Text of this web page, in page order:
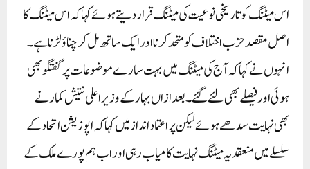
اس میٹنگ کو تاریخی نوعیت کی میٹنگ قرار دیتے ہوئے کہا کہ اس میٹنگ کا
اصل مقصد حزب اختلاف کو متحد کرنا اور ایک ساتھ مل کر چناؤ لڑنا ہے۔
انہوں نے کہا کہ آج کی میٹنگ میں بہت سارے موضوعات پر گفتگو بھی
ہوئی اور فیصلے بھی لئے گئے ۔بعد ازاں بہار کے وزیر اعلی نتیش کمار نے
بھی نہایت سدھے ہوئے لیکن پر اعتماد انداز میں کہا کہ اپوزیشن اتحاد کے
سلسلے میں منعقد یہ میٹنگ نہایت کامیاب رہی اور اب ہم پورے ملک کے